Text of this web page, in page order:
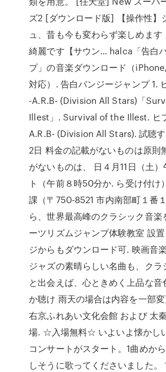
ズ2 [ダウンロード版] 【操作性】
ュ、昔も今も変わらず楽しめます
綺麗です【サウン… halca「告白
プ」の音楽ダウンロード（
対応）. 告白バンジージャンプ 1.
-A.R.B- (Division All Stars)「
Illest」. Survival of the Illest. ヒ
A.R.B- (Division All Stars). 試聴
2日 料金の記載がないものは原則
がないものは、 日４月11日（土
ト（午前８時50分か. ら受け付け
課（〒750-8521 市内南部町１番
ら、世界最高峰のクラシック音楽
ーツリズムジャンプ体験教室 設
ジからもダウンロード可. 映画音
ジャズの素晴らしい名曲も、クラ
と出会えば、心ときめく上品な音
か聴け 雨天の場合は内容を一部
右京ふれあい文化会館 および 太
場. ☆入場無料☆ いよいよ懐かし
コンサートがスタート。1曲めか
しそうに歌ってくださいました。